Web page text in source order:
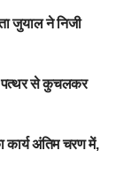
जुयाल ने निजी
पत्थर से कुचलकर
कार्य अंतिम चरण में,